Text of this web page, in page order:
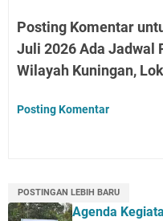
Posting Komentar
Juli 2026 Ada Jadwal
Wilayah Kuningan,
Posting Komentar
POSTINGAN LEBIH BARU
Agenda